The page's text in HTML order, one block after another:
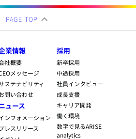
PAGE TOP
業情報
社概要
メッセージ
ステナビリティ
問い合わせ
ュース
ンフォメーション
レスリリース
採用
新卒採用
中途採用
社員インタビュー
成長支援
キャリア開発
働く環境
数字で見るARISE
analytics